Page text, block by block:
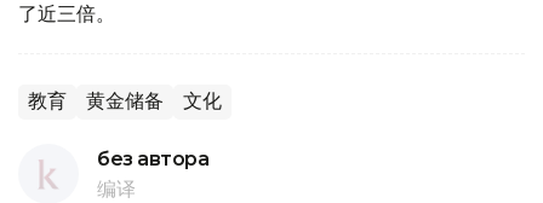
了近三倍。
教育 黄金储备 文化
без автора
编译